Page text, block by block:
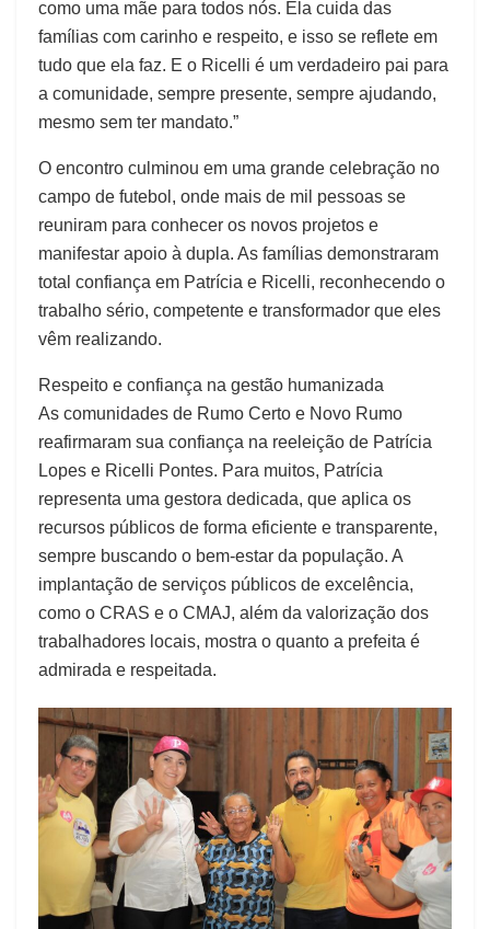
como uma mãe para todos nós. Ela cuida das
famílias com carinho e respeito, e isso se reflete em
tudo que ela faz. E o Ricelli é um verdadeiro pai para
a comunidade, sempre presente, sempre ajudando,
mesmo sem ter mandato.”
O encontro culminou em uma grande celebração no
campo de futebol, onde mais de mil pessoas se
reuniram para conhecer os novos projetos e
manifestar apoio à dupla. As famílias demonstraram
total confiança em Patrícia e Ricelli, reconhecendo o
trabalho sério, competente e transformador que eles
vêm realizando.
Respeito e confiança na gestão humanizada
As comunidades de Rumo Certo e Novo Rumo
reafirmaram sua confiança na reeleição de Patrícia
Lopes e Ricelli Pontes. Para muitos, Patrícia
representa uma gestora dedicada, que aplica os
recursos públicos de forma eficiente e transparente,
sempre buscando o bem-estar da população. A
implantação de serviços públicos de excelência,
como o CRAS e o CMAJ, além da valorização dos
trabalhadores locais, mostra o quanto a prefeita é
admirada e respeitada.